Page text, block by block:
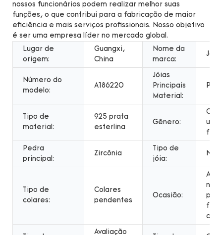
nossos funcionários podem realizar melhor suas
funções, o que contribui para a fabricação de maior
eficiência e mais serviços profissionais. Nosso objetivo
é ser uma empresa líder no mercado global.
Lugar de
origem:
Guangxi,
China
Nome da
marca:
Número do
modelo:
A186220
Jóias
Principais
Material:
Tipo de
material:
925 prata
esterlina
Gênero:
Pedra
principal:
Zircônia
Tipo de
jóia:
Tipo de
colares:
Colares
pendentes
Ocasião:
Avaliação